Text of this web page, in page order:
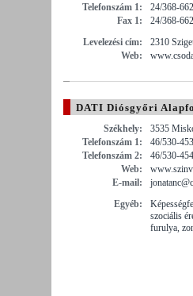
Telefonszám 1:
24/368-662
Fax 1:
24/368-662
Levelezési cím:
2310
Web:
DATI Diósgyőri
Székhely:
3535
Telefonszám 1:
46/530-453
Telefonszám 2:
46/530-454
Web:
E-mail:
Egyéb:
szociális
furulya,